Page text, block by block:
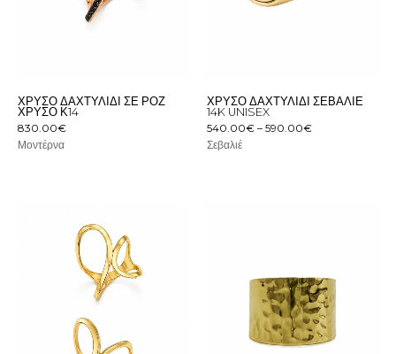
ΧΡΥΣΌ ΔΑΧΤΥΛΊΔΙ ΣΕ ΡΌΖ
ΧΡΥΣΌ Κ14
830.00€
Μοντέρνα
ΧΡΥΣΌ ΔΑΧΤΥΛΊΔΙ ΣΕΒΑΛΙΈ
14K UNISEX
540.00€ – 590.00€
Σεβαλιέ
through
780.00€